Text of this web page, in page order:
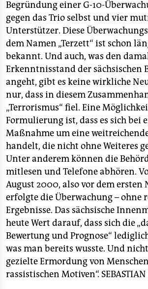
Begründung einer G-10-
gegen das Trio selbst und vier
Unterstützer. Diese
dem Namen „Terzett“ ist schon
bekannt. Und auch, was den
Erkenntnisstand der sächsischen
angeht, gibt es keine wirkliche
nur, dass in diesem
„Terrorismus“ fiel. Eine
Formulierung ist, dass es sich bei
Maßnahme um eine
handelt, die nicht ohne Weiteres
Unter anderem können die
mitlesen und Telefone abhören.
August 2000, also vor dem ersten
erfolgte die Überwachung – ohne
Ergebnisse. Das sächsische
heute Wert darauf, dass sich die
Bewertung und Prognose“
was man bereits wusste. Und
gezielte Ermordung von
rassistischen Motiven“. SEBASTIAN